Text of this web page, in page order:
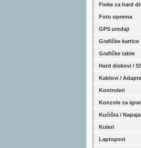
Fioke za hard
Foto oprema
GPS uređaji
Grafičke kartice
Grafičke table
Hard diskovi /
Kablovi /
Kontroleri
Konzole za
Kućišta /
Kuleri
Laptopovi